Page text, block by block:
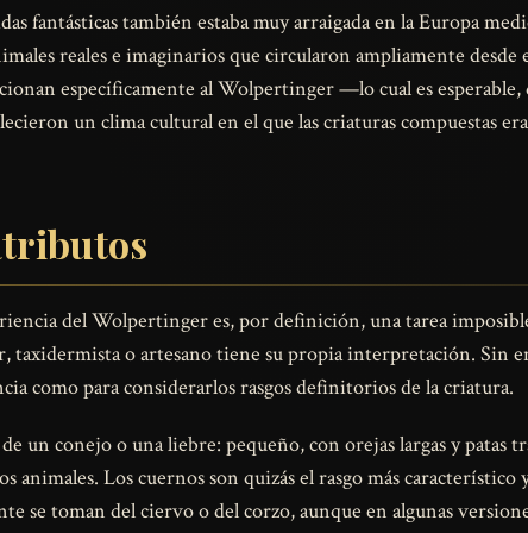
fantásticas también estaba muy arraigada en la Europa
reales e imaginarios que circularon ampliamente
específicamente al Wolpertinger —lo cual es
un clima cultural en el que las criaturas compuestas
del Wolpertinger es, por definición, una tarea
taxidermista o artesano tiene su propia interpretación. Sin
como para considerarlos rasgos definitorios de la criatura.
un conejo o una liebre: pequeño, con orejas largas y patas
animales. Los cuernos son quizás el rasgo más característico
se toman del ciervo o del corzo, aunque en algunas